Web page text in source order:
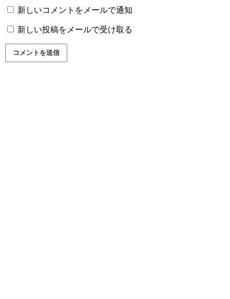
新しいコメントをメールで通知
新しい投稿をメールで受け取る